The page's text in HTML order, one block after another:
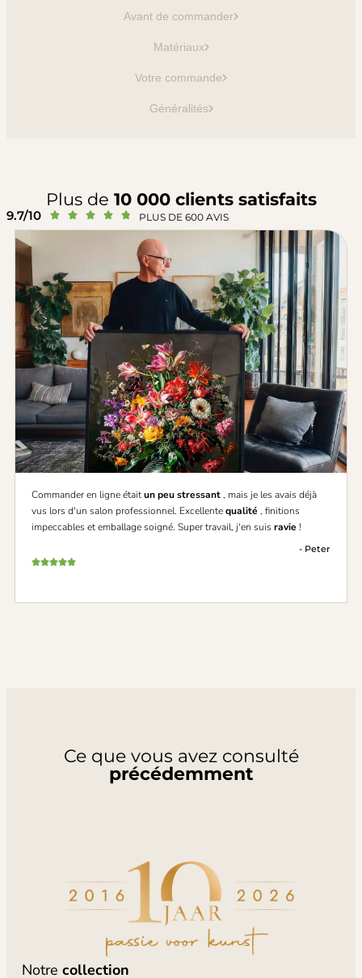
Avant de commander
Matériaux
Votre commande
Généralités
Plus de 10 000 clients satisfaits
9.7/10      PLUS DE 600 AVIS
Commander en ligne étaitun peu stressant, mais je les avais déjà
vus lors d'un salon professionnel. Excellentequalité , finitions
impeccables et emballage soigné. Super travail, j'en suis ravie !
- Peter
Ce que vous avez consulté
précédemment
Notre collection